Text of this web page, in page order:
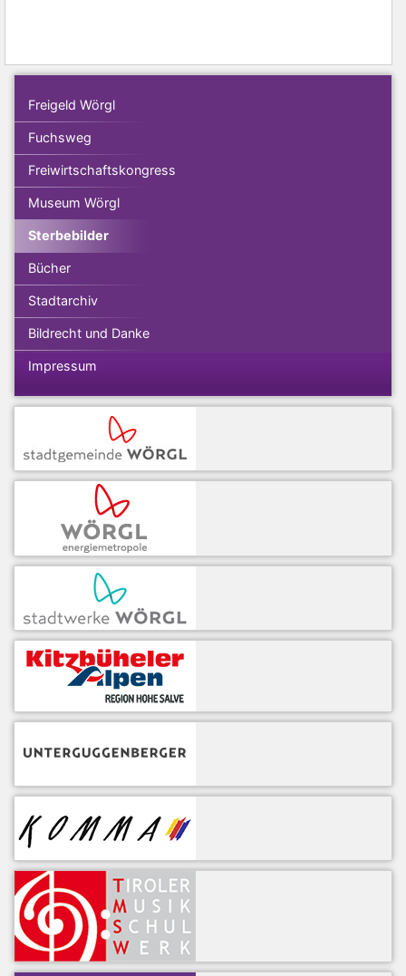
Freigeld Wörgl
Fuchsweg
Freiwirtschaftskongress
Museum Wörgl
Sterbebilder
Bücher
Stadtarchiv
Bildrecht und Danke
Impressum